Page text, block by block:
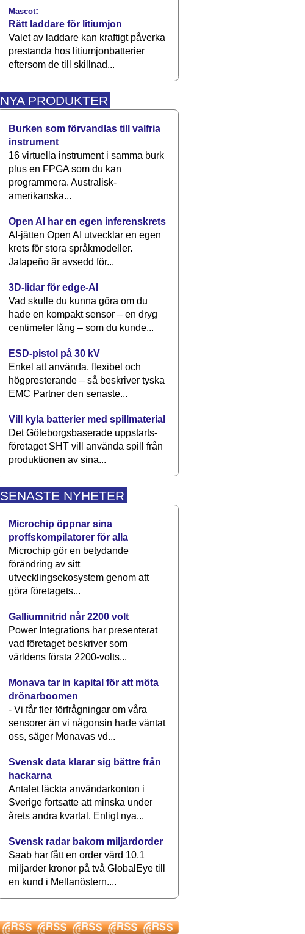
Mascot:
Rätt laddare för litiumjon
Valet av laddare kan kraftigt påverka
prestanda hos litiumjonbatterier
eftersom de till skillnad...
NYA PRODUKTER
Burken som förvandlas till valfria
instrument
16 virtuella instrument i samma burk
plus en FPGA som du kan
programmera. Australisk-
amerikanska...
Open AI har en egen inferenskrets
AI-jätten Open AI utvecklar en egen
krets för stora språkmodeller.
Jalapeño är avsedd för...
3D-lidar för edge-AI
Vad skulle du kunna göra om du
hade en kompakt sensor – en dryg
centimeter lång – som du kunde...
ESD-pistol på 30 kV
Enkel att använda, flexibel och
högpresterande – så beskriver tyska
EMC Partner den senaste...
Vill kyla batterier med spillmaterial
Det Göteborgsbaserade upp­starts­
företaget SHT vill använda spill från
produktionen av sina...
SENASTE NYHETER
Microchip öppnar sina
proffskompilatorer för alla
Microchip gör en betydande
förändring av sitt
utvecklingsekosystem genom att
göra företagets...
Galliumnitrid når 2200 volt
Power Integrations har presenterat
vad företaget beskriver som
världens första 2200-volts...
Monava tar in kapital för att möta
drönarboomen
- Vi får fler förfrågningar om våra
sensorer än vi någonsin hade väntat
oss, säger Monavas vd...
Svensk data klarar sig bättre från
hackarna
Antalet läckta användarkonton i
Sverige fortsatte att minska under
årets andra kvartal. Enligt nya...
Svensk radar bakom miljardorder
Saab har fått en order värd 10,1
miljarder kronor på två GlobalEye till
en kund i Mellanöstern....